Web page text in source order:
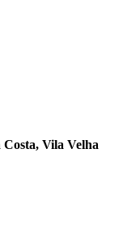
Vila Velha